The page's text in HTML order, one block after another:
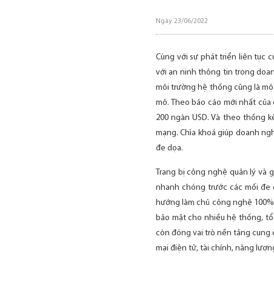
Ngày 23/06/2022
Cùng với sự phát triển liên tục
với an ninh thông tin trong
môi trường hệ thống cũng là
mô. Theo báo cáo mới nhất
200 ngàn USD. Và theo thống
mạng. Chìa khoá giúp doanh
đe dọa.
Trang bị công nghệ quản lý và
nhanh chóng trước các mối đe
hướng làm chủ công nghệ
bảo mật cho nhiều hệ thống,
còn đóng vai trò nền tảng cung
mại điện tử, tài chính, năng